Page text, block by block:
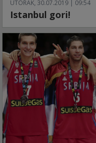
UTORAK, 30.07.2019 | 09:54
Istanbul gori!